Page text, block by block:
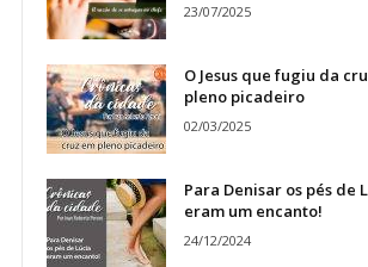
23/07/2025
O Jesus que fugiu da
pleno picadeiro
02/03/2025
Para Denisar os pés de
eram um encanto!
24/12/2024